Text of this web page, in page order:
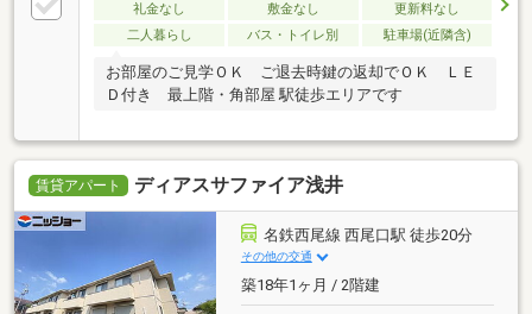
礼金なし 敷金なし
更新料なし
二人暮らし
バス・トイレ別 駐車場(近隣含)
お部屋のご見学ＯＫ ご退去時鍵の返却でＯＫ ＬＥ
Ｄ付き 最上階・角部屋 駅徒歩エリアです
賃貸アパート ディアスサファイア浅井
名鉄西尾線 西尾口駅 徒歩20分
その他の交通
築18年1ヶ月 / 2階建